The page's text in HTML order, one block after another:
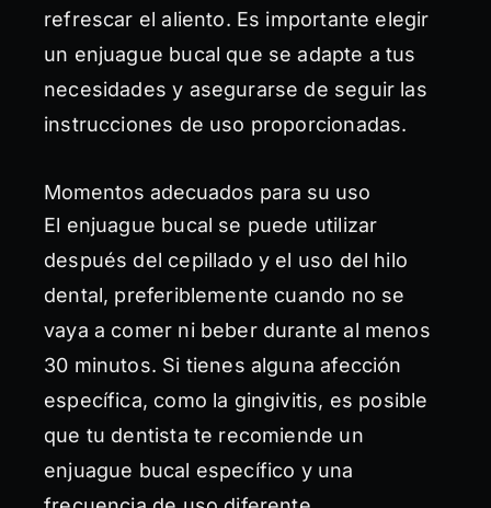
refrescar el aliento. Es importante elegir
un enjuague bucal que se adapte a tus
necesidades y asegurarse de seguir las
instrucciones de uso proporcionadas.
Momentos adecuados para su uso
El enjuague bucal se puede utilizar
después del cepillado y el uso del hilo
dental, preferiblemente cuando no se
vaya a comer ni beber durante al menos
30 minutos. Si tienes alguna afección
específica, como la gingivitis, es posible
que tu dentista te recomiende un
enjuague bucal específico y una